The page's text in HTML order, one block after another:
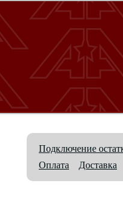
Подключение
Оплата
Доставка